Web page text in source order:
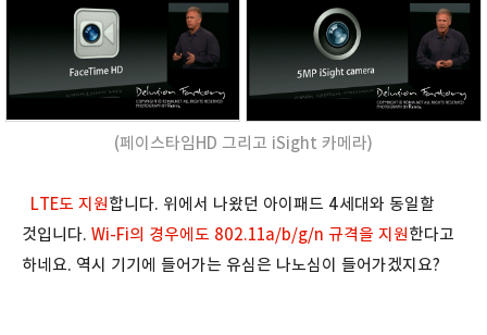
(페이스타임HD 그리고 iSight 카메라)
LTE도 지원합니다. 위에서 나왔던 아이패드 4세대와 동일할
것입니다. Wi-Fi의 경우에도 802.11a/b/g/n 규격을 지원한다고
하네요. 역시 기기에 들어가는 유심은 나노심이 들어가겠지요?